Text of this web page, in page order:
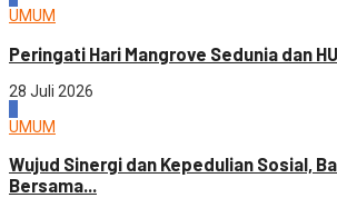
UMUM
Peringati Hari Mangrove Sedunia dan
28 Juli 2026
UMUM
Wujud Sinergi dan Kepedulian Sosial,
Bersama...